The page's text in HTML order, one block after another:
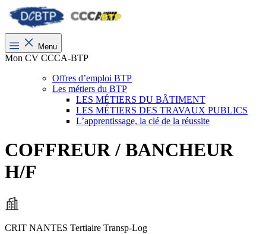
Menu
Mon CV CCCA-BTP
Offres d’emploi BTP
Les métiers du BTP
LES MÉTIERS DU BÂTIMENT
LES MÉTIERS DES TRAVAUX PUBLICS
L’apprentissage, la clé de la réussite
COFFREUR / BANCHEUR
H/F
CRIT NANTES Tertiaire Transp-Log